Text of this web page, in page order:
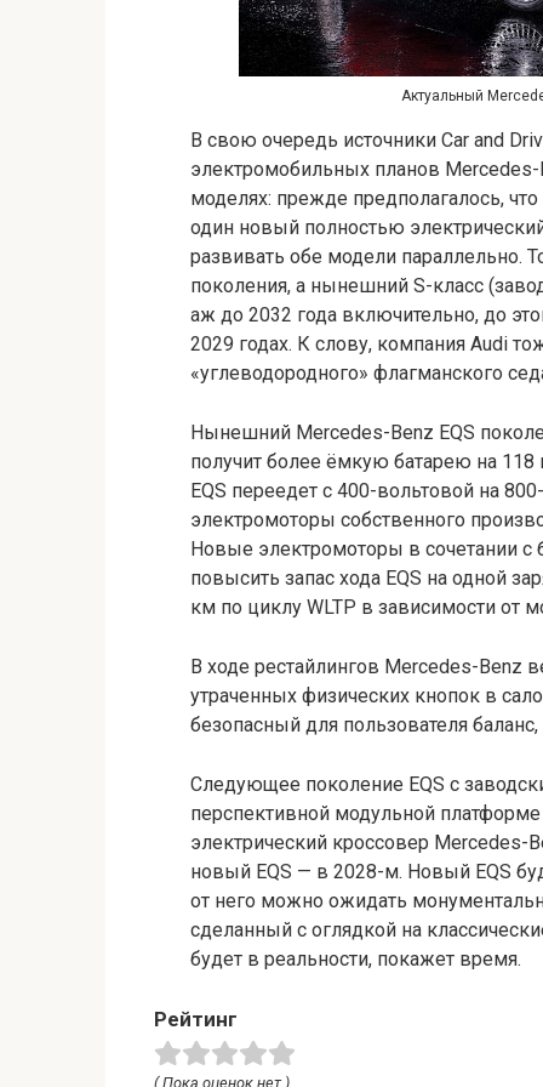
Актуальный
В свою очередь источники Car and
электромобильных планов Mercedes-
моделях: прежде предполагалось,
один новый полностью
развивать обе модели параллельно.
поколения, а нынешний S-класс
аж до 2032 года включительно, до
2029 годах. К слову, компания Audi
«углеводородного» флагманского
Нынешний Mercedes-Benz EQS
получит более ёмкую батарею на 118
EQS переедет с 400-вольтовой на
электромоторы собственного
Новые электромоторы в сочетании
повысить запас хода EQS на одной
км по циклу WLTP в зависимости от
В ходе рестайлингов Mercedes-Benz
утраченных физических кнопок в
безопасный для пользователя баланс,
Следующее поколение EQS с
перспективной модульной
электрический кроссовер Mercedes-
новый EQS — в 2028-м. Новый EQS
от него можно ожидать
сделанный с оглядкой на
будет в реальности, покажет время.
Рейтинг
( Пока оценок нет )